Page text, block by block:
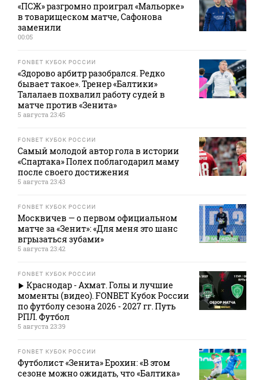
«ПСЖ» разгромно проиграл «Мальорке»
в товарищеском матче, Сафонова
заменили
00:05
FONBET КУБОК РОССИИ
«Здорово арбитр разобрался. Редко
бывает такое». Тренер «Балтики»
Талалаев похвалил работу судей в
матче против «Зенита»
5 августа 23:45
FONBET КУБОК РОССИИ
Самый молодой автор гола в истории
«Спартака» Полех поблагодарил маму
после своего достижения
5 августа 23:43
FONBET КУБОК РОССИИ
Москвичев — о первом официальном
матче за «Зенит»: «Для меня это шанс
вгрызаться зубами»
5 августа 23:42
FONBET КУБОК РОССИИ
Краснодар - Ахмат. Голы и лучшие
моменты (видео). FONBET Кубок России
по футболу сезона 2026 - 2027 гг. Путь
РПЛ. Футбол
5 августа 23:39
FONBET КУБОК РОССИИ
Футболист «Зенита» Ерохин: «В этом
сезоне можно ожидать, что «Балтика»